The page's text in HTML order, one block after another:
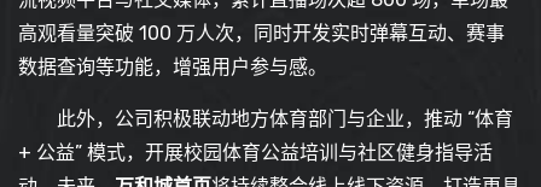
高观看量突破 100 万人次，同时开发实时弹幕互动、赛事
数据查询等功能，增强用户参与感。
此外，公司积极联动地方体育部门与企业，推动 “体育
+ 公益” 模式，开展校园体育公益培训与社区健身指导活